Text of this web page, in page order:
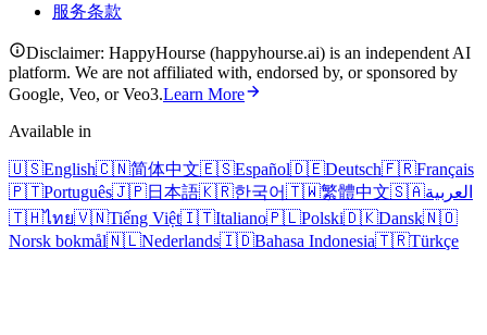
服务条款
Disclaimer: HappyHourse (happyhourse.ai) is an independent AI
platform. We are not affiliated with, endorsed by, or sponsored by
Google, Veo, or Veo3.Learn More
Available in
🇺🇸English🇨🇳简体中文🇪🇸Español🇩🇪Deutsch🇫🇷Français
🇵🇹Português🇯🇵日本語🇰🇷한국어🇹🇼繁體中文🇸🇦العربية
🇹🇭ไทย🇻🇳Tiếng Việt🇮🇹Italiano🇵🇱Polski🇩🇰Dansk🇳🇴
Norsk bokmål🇳🇱Nederlands🇮🇩Bahasa Indonesia🇹🇷Türkçe